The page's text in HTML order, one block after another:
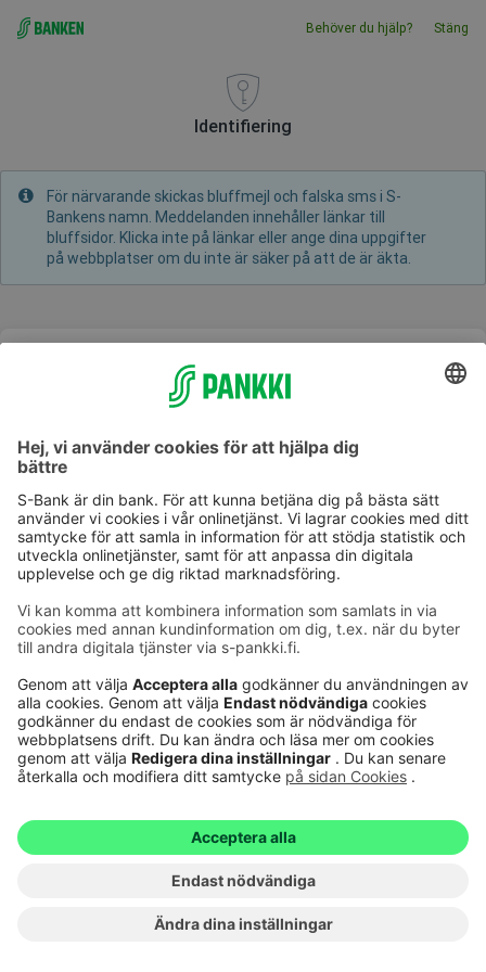
Behöver du hjälp? Stäng
Identifiering
För närvarande skickas bluffmejl och falska sms i S-
Bankens namn. Meddelanden innehåller länkar till
bluffsidor. Klicka inte på länkar eller ange dina uppgifter
på webbplatser om du inte är säker på att de är äkta.
Skicka en identifieringsbegäran till S-mobile med ditt
användarnamn
Du kan kostnadsfritt kontrollera ditt bortglömda användarnamn
Användarnamn
En siffersekvens på 6-8 siffror.
Skicka
Tillbaka
ELLER
Med kodtabell